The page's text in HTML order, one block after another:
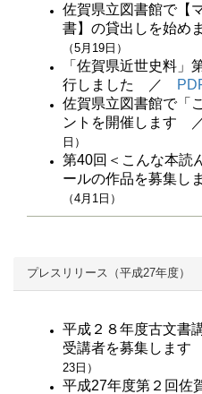
佐賀県立図書館で【
書】の貸出しを始
（5月19日）
「佐賀県近世史料」
行しました ／
佐賀県立図書館で「
ントを開催します
日）
第40回＜こんな本読
ールの作品を募集
（4月1日）
プレスリリース（平成27年度）
平成２８年度古文書
受講者を募集しま
23日）
平成27年度第２回佐